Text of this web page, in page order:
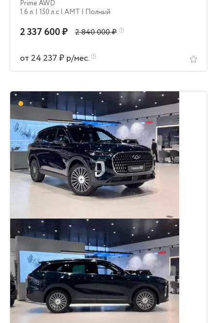
Prime AWD
1.6 л. | 150 л.c | AMT | Полный
2 337 600 ₽ 2 840 000 ₽
от 24 237 ₽ р/мес.
В пути